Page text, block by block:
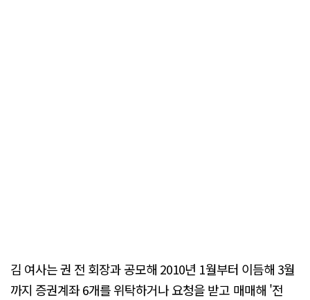
김 여사는 권 전 회장과 공모해 2010년 1월부터 이듬해 3월
까지 증권계좌 6개를 위탁하거나 요청을 받고 매매해 '전